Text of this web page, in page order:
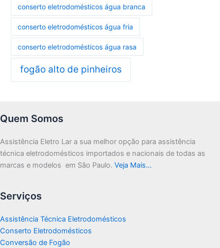
conserto eletrodomésticos água branca
conserto eletrodomésticos água fria
conserto eletrodomésticos água rasa
fogão alto de pinheiros
Quem Somos
Assistência Eletro Lar a sua melhor opção para assistência
técnica eletrodomésticos importados e nacionais de todas as
marcas e modelos em São Paulo. Veja Mais…
Serviços
Assistência Técnica Eletrodomésticos
Conserto Eletrodomésticos
Conversão de Fogão